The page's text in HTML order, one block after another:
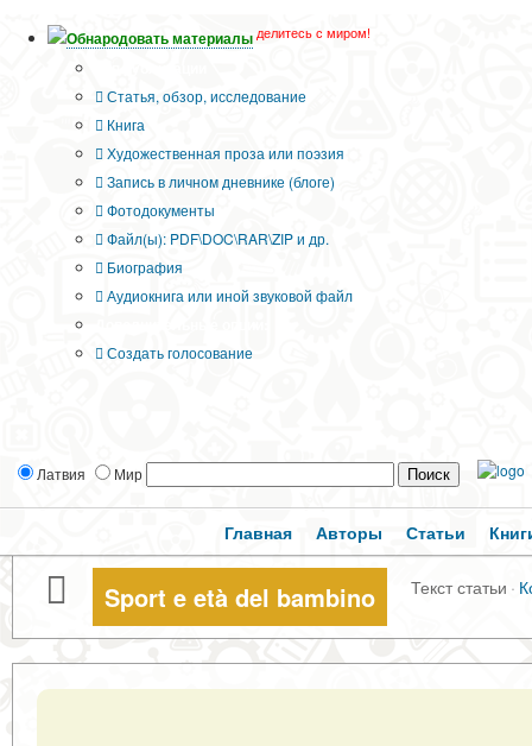
Обнародовать материалы делитесь с миром!
Статья, обзор, исследование
Книга
Художественная проза или поэзия
Запись в личном дневнике (блоге)
Фотодокументы
Файл(ы): PDF\DOC\RAR\ZIP и др.
Биография
Аудиокнига или иной звуковой файл
Создать голосование
Латвия Мир
Главная Авторы Статьи
Sport e età del bambino Текст статьи ·